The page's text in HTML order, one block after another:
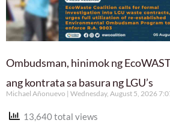
Ombudsman, hinimok ng
ang kontrata sa basura ng LGU’s
Michael Añonuevo Wednesday, August 5, 2026
13,640 total views